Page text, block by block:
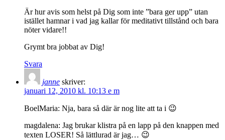
Är hur avis som helst på Dig som inte ”bara ger upp” utan
istället hamnar i vad jag kallar för meditativt tillstånd och bara
nöter vidare!!
Grymt bra jobbat av Dig!
Svara
janne skriver:
januari 12, 2010 kl. 10:13 e m
BoelMaria: Nja, bara så där är nog lite att ta i 😉
magdalena: Jag brukar klistra på en lapp på den knappen med
texten LOSER! Så lättlurad är jag… 😉